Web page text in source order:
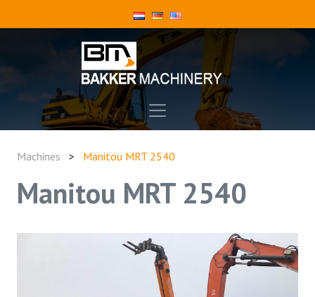
Machines > Manitou MRT 2540
Manitou MRT 2540